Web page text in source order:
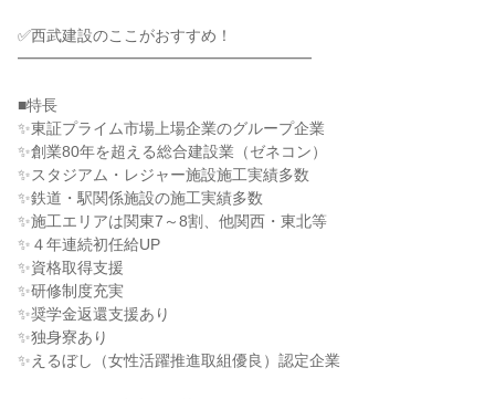
✅西武建設のここがおすすめ！
━━━━━━━━━━━━━━━━━━━
■特長
✨東証プライム市場上場企業のグループ企業
✨創業80年を超える総合建設業（ゼネコン）
✨スタジアム・レジャー施設施工実績多数
✨鉄道・駅関係施設の施工実績多数
✨施工エリアは関東7～8割、他関西・東北等
✨４年連続初任給UP
✨資格取得支援
✨研修制度充実
✨奨学金返還支援あり
✨独身寮あり
✨えるぼし（女性活躍推進取組優良）認定企業